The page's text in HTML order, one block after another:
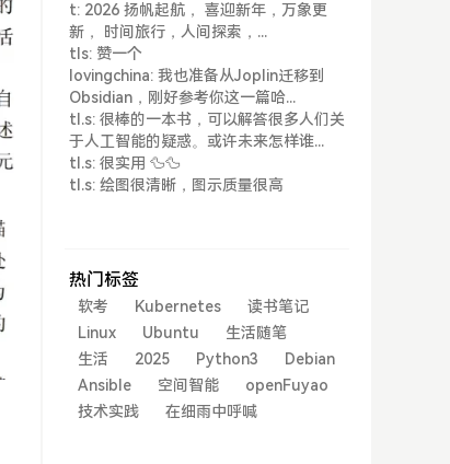
t: 2026 扬帆起航， 喜迎新年，万象更
新， 时间旅行，人间探索，...
tls: 赞一个
lovingchina: 我也准备从Joplin迁移到
Obsidian，刚好参考你这一篇哈...
tl.s: 很棒的一本书，可以解答很多人们关
于人工智能的疑惑。或许未来怎样谁...
tl.s: 很实用 🦆🦆
tl.s: 绘图很清晰，图示质量很高
热门标签
软考 Kubernetes
读书笔记
Linux
Ubuntu
生活随笔
生活
2025 Python3
Debian
Ansible
空间智能
openFuyao
技术实践
在细雨中呼喊